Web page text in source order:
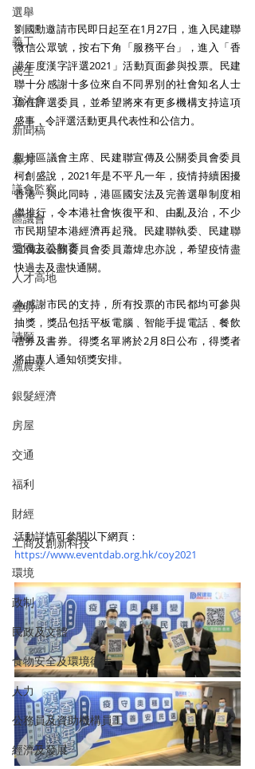
選舉
義工
民生
立法會
新聞稿
暴力
議會監察
區議會
愛國主義教育
人才高地
聲明
請願
漁農業
銀髮經濟
房屋
交通
福利
財經
工商及創新科技
環境
政制
民政及文體
食物安全及環境衛生
人力
公務員及資助機構員工
經濟及發展
劉國勳邀請市民即日起至在1月27日，進入民建聯
微信公眾號，按右下角「服務平台」，進入「香
港年度漢字評選2021」活動頁面參與投票。民建
聯十分感謝十多位來自不同界別的社會知名人士
擔任評選委員，並希望將來有更多機構支持這項
盛事，令評選活動更具代表性和公信力。
觀塘區議會主席、民建聯宣傳及公關委員會委員
柯創盛說，2021年是不平凡一年，疫情持續困擾
香港，與此同時，港區國安法及完善選舉制度相
繼推行，令本港社會恢復平和、由亂及治，不少
市民期望本港經濟再起飛。民建聯執委、民建聯
宣傳及公關委員會委員蕭煒忠亦說，希望疫情盡
快過去及盡快通關。
為感謝市民的支持，所有投票的市民都均可參與
抽獎，獎品包括平板電腦﹑智能手提電話﹑餐飲
禮券及書券。得獎名單將於2月8日公布，得獎者
將由專人通知領獎安排。
活動詳情可參閱以下網頁：
https://www.eventdab.org.hk/coy2021